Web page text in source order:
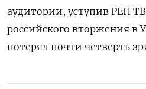
аудитории, уступив РЕН
российского вторжения в
потерял почти четверть